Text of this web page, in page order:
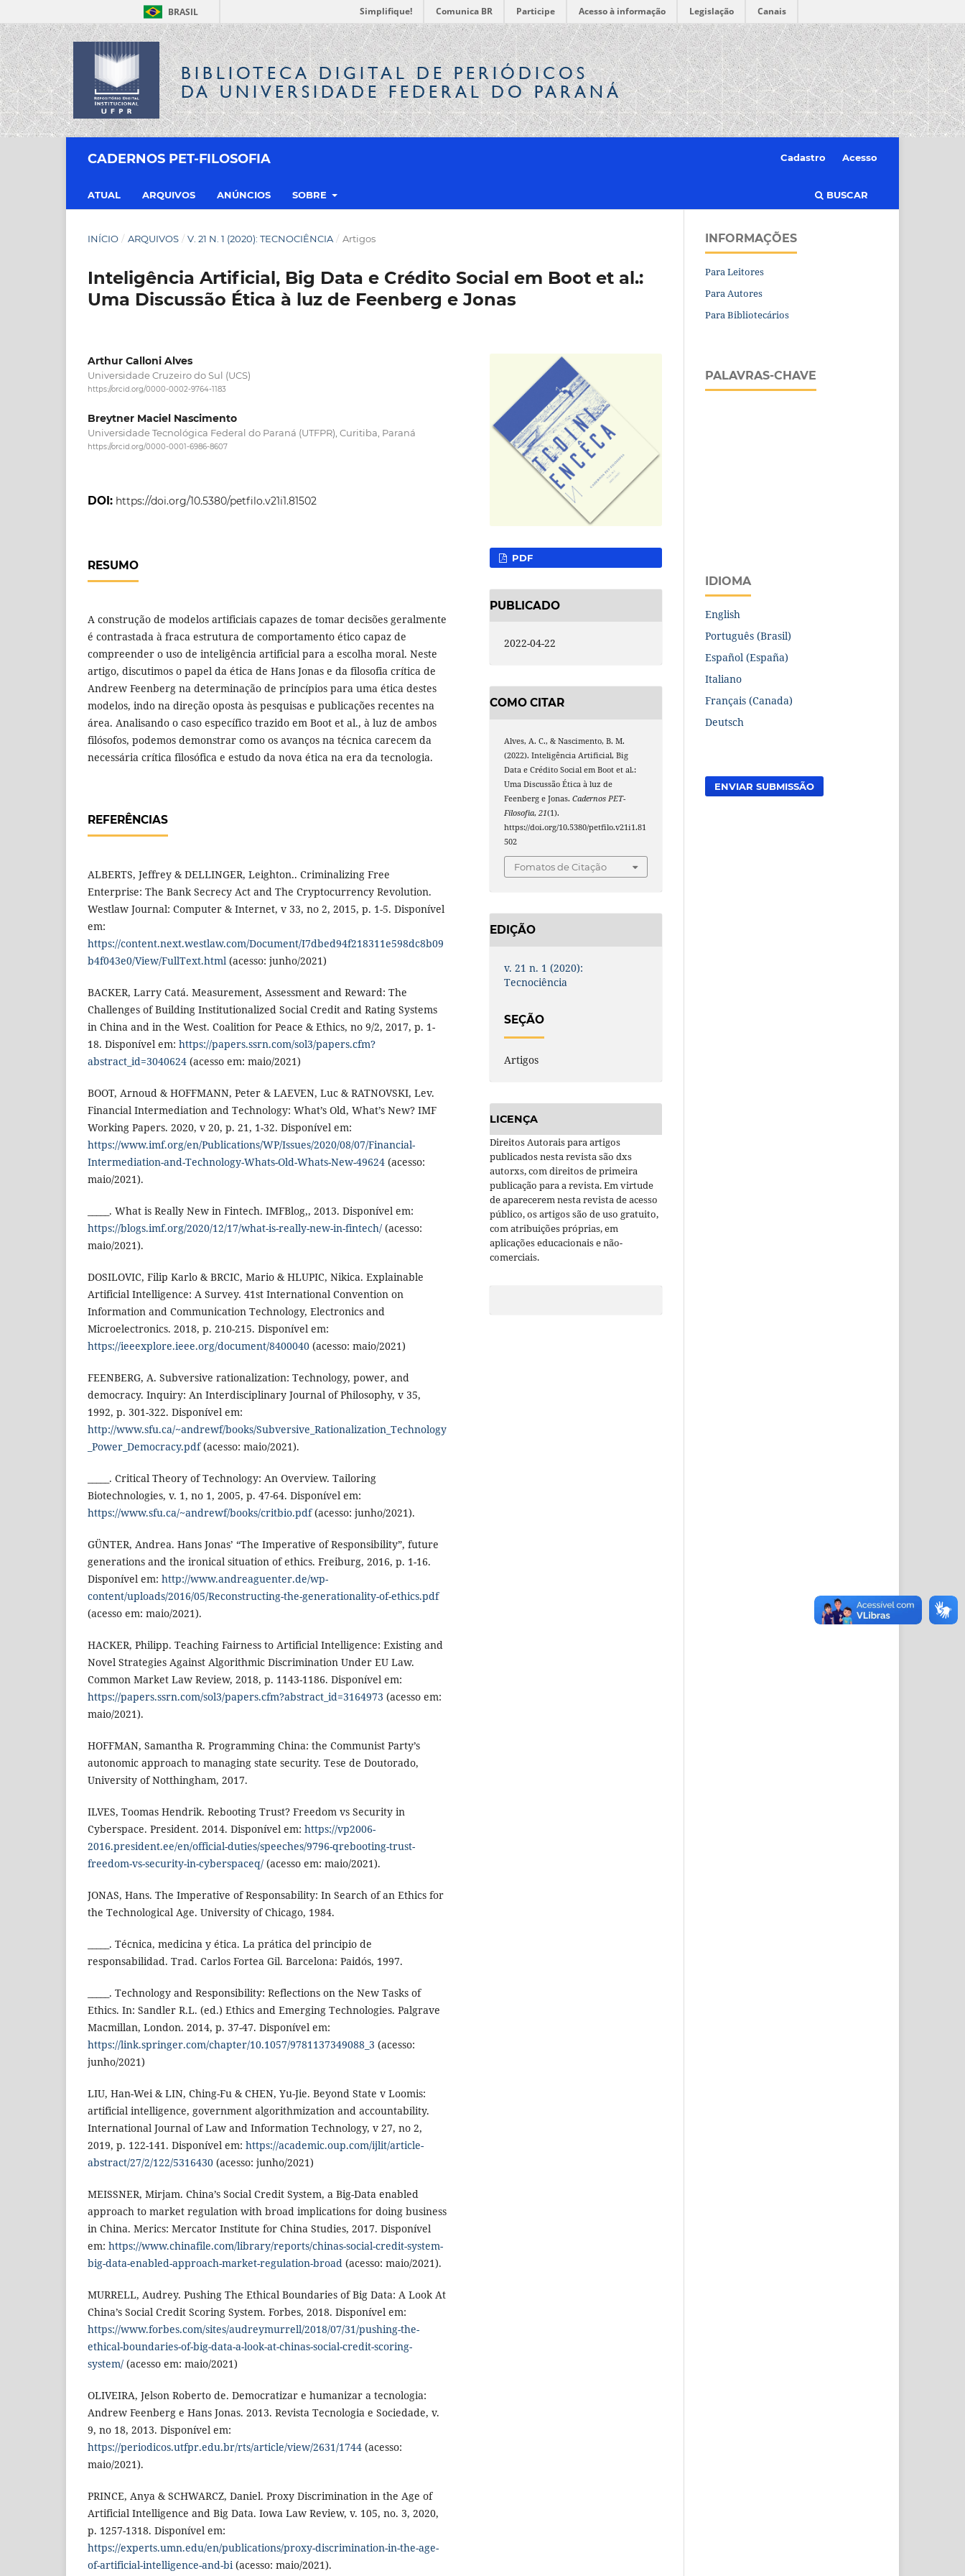
BRASIL Simplifique! Comunica BR Participe Acesso à informação Legislação Canais
BIBLIOTECA DIGITALDE PERIÓDICOS
DA UNIVERSIDADE FEDERAL DO PARANÁ
CADERNOS PET-FILOSOFIA
ATUAL ARQUIVOS ANÚNCIOS SOBRE BUSCAR
Cadastro Acesso
INÍCIO / ARQUIVOS / V. 21 N. 1 (2020): TECNOCIÊNCIA / Artigos
Inteligência Artificial, Big Data e Crédito Social em Boot et al.:
Uma Discussão Ética à luz de Feenberg e Jonas
Arthur Calloni Alves
Universidade Cruzeiro do Sul (UCS)
https://orcid.org/0000-0002-9764-1183
Breytner Maciel Nascimento
Universidade Tecnológica Federal do Paraná (UTFPR), Curitiba, Paraná
https://orcid.org/0000-0001-6986-8607
DOI: https://doi.org/10.5380/petfilo.v21i1.81502
RESUMO
A construção de modelos artificiais capazes de tomar decisões geralmente
é contrastada à fraca estrutura de comportamento ético capaz de
compreender o uso de inteligência artificial para a escolha moral. Neste
artigo, discutimos o papel da ética de Hans Jonas e da filosofia crítica de
Andrew Feenberg na determinação de princípios para uma ética destes
modelos, indo na direção oposta às pesquisas e publicações recentes na
área. Analisando o caso específico trazido em Boot et al., à luz de ambos
filósofos, podemos demonstrar como os avanços na técnica carecem da
necessária crítica filosófica e estudo da nova ética na era da tecnologia.
REFERÊNCIAS
ALBERTS, Jeffrey & DELLINGER, Leighton.. Criminalizing Free
Enterprise: The Bank Secrecy Act and The Cryptocurrency Revolution.
Westlaw Journal: Computer & Internet, v 33, no 2, 2015, p. 1-5. Disponível
em:
https://content.next.westlaw.com/Document/I7dbed94f218311e598dc8b09
b4f043e0/View/FullText.html (acesso: junho/2021)
BACKER, Larry Catá. Measurement, Assessment and Reward: The
Challenges of Building Institutionalized Social Credit and Rating Systems
in China and in the West. Coalition for Peace & Ethics, no 9/2, 2017, p. 1-
18. Disponível em: https://papers.ssrn.com/sol3/papers.cfm?
abstract_id=3040624 (acesso em: maio/2021)
BOOT, Arnoud & HOFFMANN, Peter & LAEVEN, Luc & RATNOVSKI, Lev.
Financial Intermediation and Technology: What’s Old, What’s New? IMF
Working Papers. 2020, v 20, p. 21, 1-32. Disponível em:
https://www.imf.org/en/Publications/WP/Issues/2020/08/07/Financial-
Intermediation-and-Technology-Whats-Old-Whats-New-49624 (acesso:
maio/2021).
_____. What is Really New in Fintech. IMFBlog,, 2013. Disponível em:
https://blogs.imf.org/2020/12/17/what-is-really-new-in-fintech/ (acesso:
maio/2021).
DOSILOVIC, Filip Karlo & BRCIC, Mario & HLUPIC, Nikica. Explainable
Artificial Intelligence: A Survey. 41st International Convention on
Information and Communication Technology, Electronics and
Microelectronics. 2018, p. 210-215. Disponível em:
https://ieeexplore.ieee.org/document/8400040 (acesso: maio/2021)
FEENBERG, A. Subversive rationalization: Technology, power, and
democracy. Inquiry: An Interdisciplinary Journal of Philosophy, v 35,
1992, p. 301-322. Disponível em:
http://www.sfu.ca/~andrewf/books/Subversive_Rationalization_Technology
_Power_Democracy.pdf(acesso: maio/2021).
_____. Critical Theory of Technology: An Overview. Tailoring
Biotechnologies, v. 1, no 1, 2005, p. 47-64. Disponível em:
https://www.sfu.ca/~andrewf/books/critbio.pdf(acesso: junho/2021).
GÜNTER, Andrea. Hans Jonas’ “The Imperative of Responsibility”, future
generations and the ironical situation of ethics. Freiburg, 2016, p. 1-16.
Disponível em: http://www.andreaguenter.de/wp-
content/uploads/2016/05/Reconstructing-the-generationality-of-ethics.pdf
(acesso em: maio/2021).
HACKER, Philipp. Teaching Fairness to Artificial Intelligence: Existing and
Novel Strategies Against Algorithmic Discrimination Under EU Law.
Common Market Law Review, 2018, p. 1143-1186. Disponível em:
https://papers.ssrn.com/sol3/papers.cfm?abstract_id=3164973 (acesso em:
maio/2021).
HOFFMAN, Samantha R. Programming China: the Communist Party’s
autonomic approach to managing state security. Tese de Doutorado,
University of Notthingham, 2017.
ILVES, Toomas Hendrik. Rebooting Trust? Freedom vs Security in
Cyberspace. President. 2014. Disponível em: https://vp2006-
2016.president.ee/en/official-duties/speeches/9796-qrebooting-trust-
freedom-vs-security-in-cyberspaceq/ (acesso em: maio/2021).
JONAS, Hans. The Imperative of Responsability: In Search of an Ethics for
the Technological Age. University of Chicago, 1984.
_____. Técnica, medicina y ética. La prática del principio de
responsabilidad. Trad. Carlos Fortea Gil. Barcelona: Paidós, 1997.
_____. Technology and Responsibility: Reflections on the New Tasks of
Ethics. In: Sandler R.L. (ed.) Ethics and Emerging Technologies. Palgrave
Macmillan, London. 2014, p. 37-47. Disponível em:
https://link.springer.com/chapter/10.1057/9781137349088_3 (acesso:
junho/2021)
LIU, Han-Wei & LIN, Ching-Fu & CHEN, Yu-Jie. Beyond State v Loomis:
artificial intelligence, government algorithmization and accountability.
International Journal of Law and Information Technology, v 27, no 2,
2019, p. 122-141. Disponível em: https://academic.oup.com/ijlit/article-
abstract/27/2/122/5316430 (acesso: junho/2021)
MEISSNER, Mirjam. China’s Social Credit System, a Big-Data enabled
approach to market regulation with broad implications for doing business
in China. Merics: Mercator Institute for China Studies, 2017. Disponível
em: https://www.chinafile.com/library/reports/chinas-social-credit-system-
big-data-enabled-approach-market-regulation-broad (acesso: maio/2021).
MURRELL, Audrey. Pushing The Ethical Boundaries of Big Data: A Look At
China’s Social Credit Scoring System. Forbes, 2018. Disponível em:
https://www.forbes.com/sites/audreymurrell/2018/07/31/pushing-the-
ethical-boundaries-of-big-data-a-look-at-chinas-social-credit-scoring-
system/ (acesso em: maio/2021)
OLIVEIRA, Jelson Roberto de. Democratizar e humanizar a tecnologia:
Andrew Feenberg e Hans Jonas. 2013. Revista Tecnologia e Sociedade, v.
9, no 18, 2013. Disponível em:
https://periodicos.utfpr.edu.br/rts/article/view/2631/1744 (acesso:
maio/2021).
PRINCE, Anya & SCHWARCZ, Daniel. Proxy Discrimination in the Age of
Artificial Intelligence and Big Data. Iowa Law Review, v. 105, no. 3, 2020,
p. 1257-1318. Disponível em:
https://experts.umn.edu/en/publications/proxy-discrimination-in-the-age-
of-artificial-intelligence-and-bi (acesso: maio/2021).
PDF
PUBLICADO
2022-04-22
COMO CITAR
Alves, A. C., & Nascimento, B. M.
(2022). Inteligência Artificial, Big
Data e Crédito Social em Boot et al.:
Uma Discussão Ética à luz de
Feenberg e Jonas.Cadernos PET-
Filosofia,21(1).
https://doi.org/10.5380/petfilo.v21i1.81
502
Fomatos de Citação
EDIÇÃO
v. 21 n. 1 (2020):
Tecnociência
SEÇÃO
Artigos
LICENÇA
Direitos Autorais para artigos
publicados nesta revista são dxs
autorxs, com direitos de primeira
publicação para a revista. Em virtude
de aparecerem nesta revista de acesso
público, os artigos são de uso gratuito,
com atribuições próprias, em
aplicações educacionais e não-
comerciais.
INFORMAÇÕES
Para Leitores
Para Autores
Para Bibliotecários
PALAVRAS-CHAVE
IDIOMA
English
Português (Brasil)
Español (España)
Italiano
Français (Canada)
Deutsch
ENVIAR SUBMISSÃO